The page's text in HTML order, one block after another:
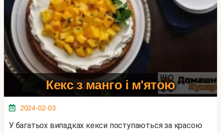
Кекс з манго і м'ятою
2024-02-03
У багатьох випадках кекси поступаються за красою